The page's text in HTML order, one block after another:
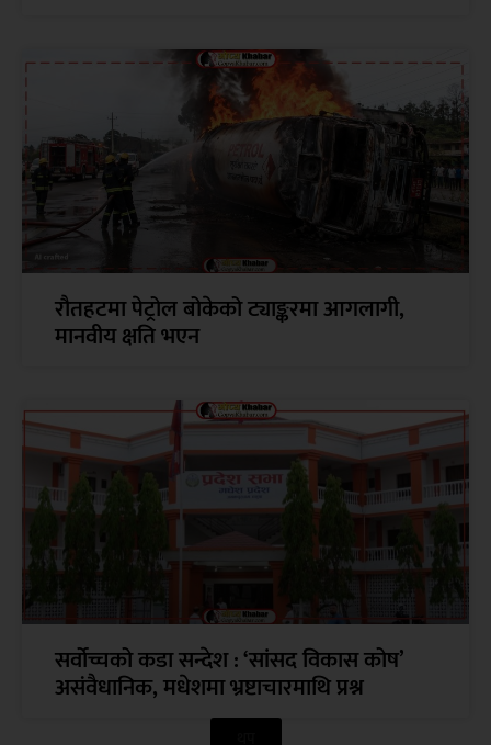
रौतहटमा पेट्रोल बोकेको ट्याङ्करमा आगलागी,
मानवीय क्षति भएन
सर्वोच्चको कडा सन्देश : ‘सांसद विकास कोष’
असंवैधानिक, मधेशमा भ्रष्टाचारमाथि प्रश्न